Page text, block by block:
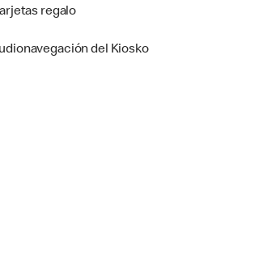
regalo
del Kiosko